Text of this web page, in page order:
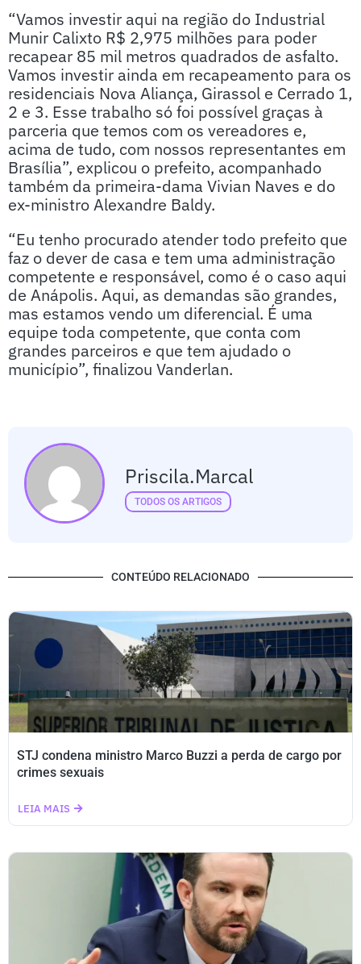
“Vamos investir aqui na região do Industrial
Munir Calixto R$ 2,975 milhões para poder
recapear 85 mil metros quadrados de asfalto.
Vamos investir ainda em recapeamento para os
residenciais Nova Aliança, Girassol e Cerrado 1,
2 e 3. Esse trabalho só foi possível graças à
parceria que temos com os vereadores e,
acima de tudo, com nossos representantes em
Brasília”, explicou o prefeito, acompanhado
também da primeira-dama Vivian Naves e do
ex-ministro Alexandre Baldy.
“Eu tenho procurado atender todo prefeito que
faz o dever de casa e tem uma administração
competente e responsável, como é o caso aqui
de Anápolis. Aqui, as demandas são grandes,
mas estamos vendo um diferencial. É uma
equipe toda competente, que conta com
grandes parceiros e que tem ajudado o
município”, finalizou Vanderlan.
Priscila.marcal
TODOS OS ARTIGOS
CONTEÚDO RELACIONADO
STJ condena ministro Marco Buzzi a perda de cargo por
crimes sexuais
LEIA MAIS